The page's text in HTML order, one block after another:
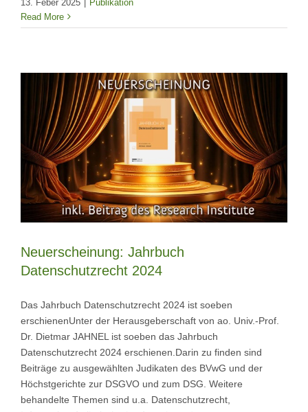
13. Feber 2025 | Publikation
Read More
Neuerscheinung: Jahrbuch
Datenschutzrecht 2024
Das Jahrbuch Datenschutzrecht 2024 ist soeben
erschienenUnter der Herausgeberschaft von ao. Univ.-Prof.
Dr. Dietmar JAHNEL ist soeben das Jahrbuch
Datenschutzrecht 2024 erschienen.Darin zu finden sind
Beiträge zu ausgewählten Judikaten des BVwG und der
Höchstgerichte zur DSGVO und zum DSG. Weitere
behandelte Themen sind u.a. Datenschutzrecht,